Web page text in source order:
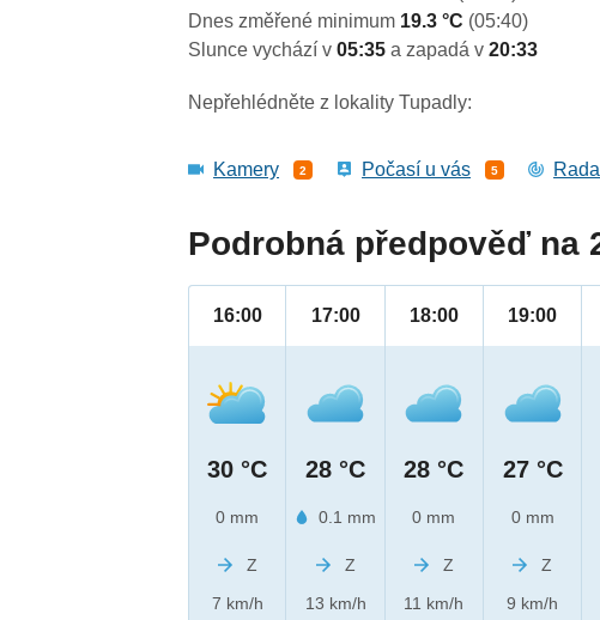
Dnes změřené minimum 19.3 °C (05:40)
Slunce vychází v05:35a zapadá v20:33
Nepřehlédněte z lokality Tupadly:
Kamery 2 Počasí u vás 5
Podrobná předpověď na
16:00
30 °C
0 mm
Z
7 km/h
17:00
28 °C
0.1 mm
Z
13 km/h
18:00
28 °C
0 mm
Z
11 km/h
19:00
27 °C
0 mm
Z
9 km/h